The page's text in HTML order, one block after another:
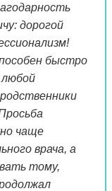
дорогой
быстро
любой
чаще
врача, а
тому,